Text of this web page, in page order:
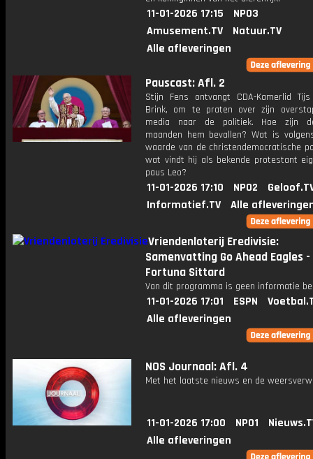
11-01-2026 17:15
NPO3
Amusement.TV
Natuur.TV
Alle afleveringen
Pauscast: Afl. 2
Stijn Fens ontvangt CDA-Kamerlid
Brink, om te praten over zijn
media naar de politiek. Hoe zijn
maanden hem bevallen? Wat is
waarde van de christendemocratische
wat vindt hij als bekende protestant
paus Leo?
11-01-2026 17:10 NPO2
Informatief.TV
Alle
Vriendenloterij Eredivisie:
Samenvatting Go Ahead Eagles -
Fortuna Sittard
Van dit programma is geen informatie
11-01-2026 17:01 ESPN
Alle afleveringen
NOS Journaal: Afl. 4
Met het laatste nieuws en de
11-01-2026 17:00 NPO1
Alle afleveringen